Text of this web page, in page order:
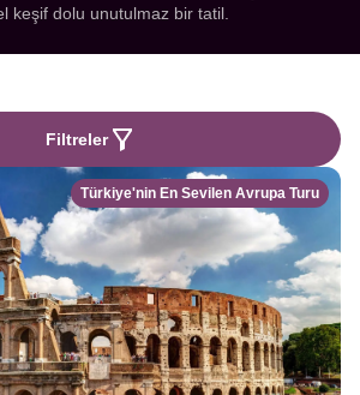
keşif dolu unutulmaz bir tatil.
Filtreler
Türkiye'nin En Sevilen Avrupa Turu